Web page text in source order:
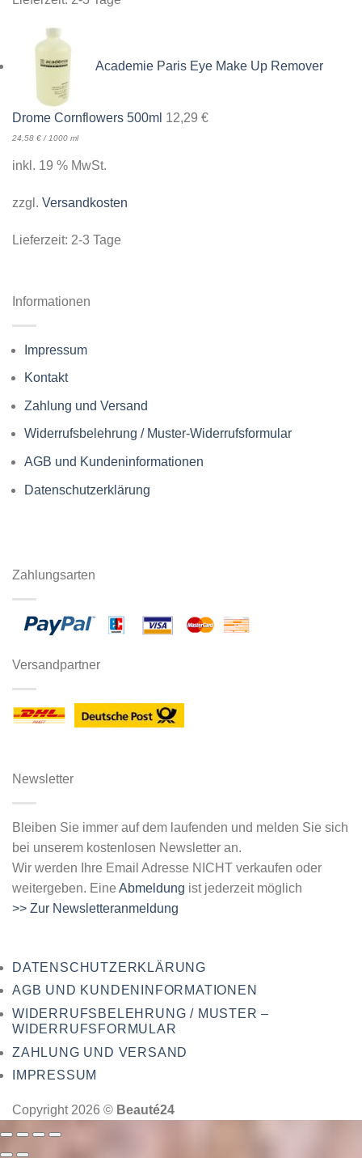
Academie Paris Eye Make Up Remover
Drome Cornflowers 500ml 12,29 €
24,58 € / 1000 ml
inkl. 19 % MwSt.
zzgl. Versandkosten
Lieferzeit: 2-3 Tage
Informationen
Impressum
Kontakt
Zahlung und Versand
Widerrufsbelehrung / Muster-Widerrufsformular
AGB und Kundeninformationen
Datenschutzerklärung
Zahlungsarten
Versandpartner
Newsletter
Bleiben Sie immer auf dem laufenden und melden Sie sich
bei unserem kostenlosen Newsletter an.
Wir werden Ihre Email Adresse NICHT verkaufen oder
weitergeben. Eine Abmeldung ist jederzeit möglich
>> Zur Newsletteranmeldung
DATENSCHUTZERKLÄRUNG
AGB UND KUNDENINFORMATIONEN
WIDERRUFSBELEHRUNG / MUSTER –
WIDERRUFSFORMULAR
ZAHLUNG UND VERSAND
IMPRESSUM
Copyright 2026 © Beauté24